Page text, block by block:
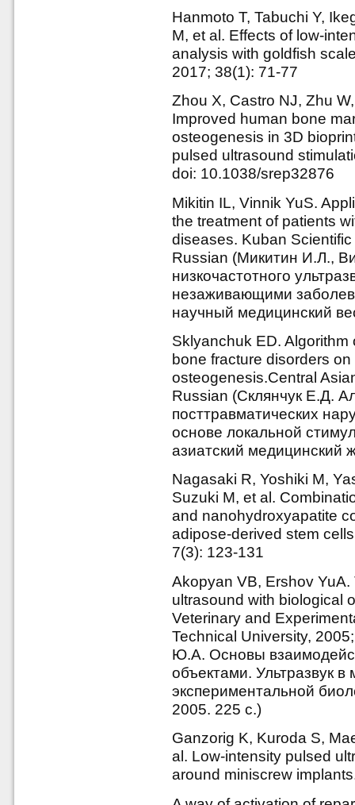
Hanmoto T, Tabuchi Y,
M, et al. Effects of low-
analysis with goldfish
2017; 38(1): 71-77
Zhou X, Castro NJ, Zhu
Improved human bone
osteogenesis in 3D
pulsed ultrasound
doi: 10.1038/srep32876
Mikitin IL, Vinnik YuS.
the treatment of patients
diseases. Kuban
Russian (Микитин И.Л.,
низкочастотного
незаживающими
научный медицинский
Sklyanchuk ED.
bone fracture disorders
osteogenesis.Central
Russian (Склянчук Е.Д.
посттравматических
основе локальной
азиатский медицинский
Nagasaki R, Yoshiki M,
Suzuki M, et al.
and nanohydroxyapatite
adipose-derived stem
7(3): 123-131
Akopyan VB, Ershov
ultrasound with biological
Veterinary and
Technical University,
Ю.А. Основы
объектами. Ультразвук
экспериментальной
2005. 225 с.)
Ganzorig K, Kuroda S,
al. Low-intensity pulsed
around miniscrew